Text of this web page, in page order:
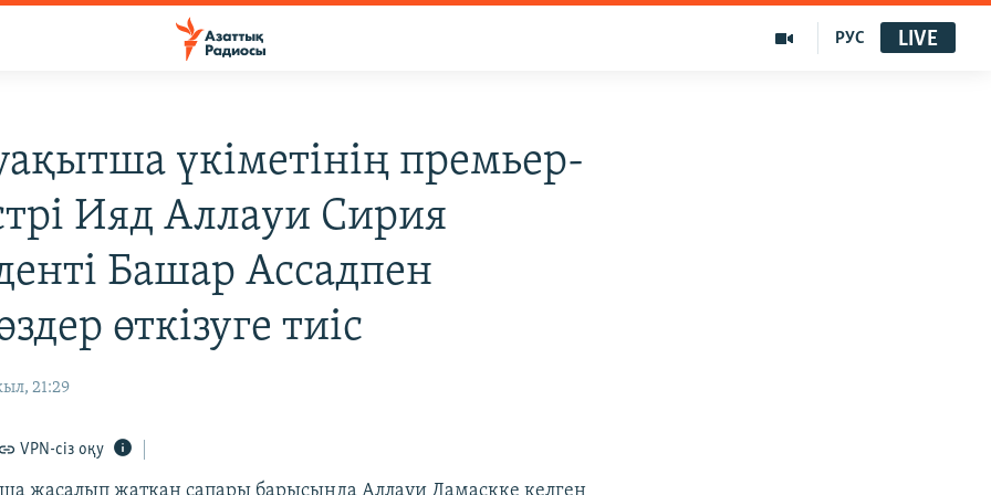
РУС LIVE
үкіметінің премьер-
Ияд Аллауи Сирия
Башар Ассадпен
өткізуге тиіс
21:29
VPN-сіз оқу